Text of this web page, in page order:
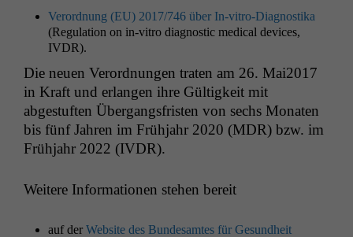
Verord­nung (EU) 2017/746 über In-vit­ro-Diag­nos­ti­ka
(Reg­u­la­tion on in-vit­ro diag­nos­tic med­ical devices,
IVDR).
Die neuen Verord­nun­gen trat­en am 26. Mai2017
in Kraft und erlan­gen ihre Gültigkeit mit
abgestuften Über­gangs­fris­ten von sechs Monat­en
bis fünf Jahren im Früh­jahr 2020 (MDR) bzw. im
Früh­jahr 2022 (IVDR).
Weit­ere Infor­ma­tio­nen ste­hen bereit
auf der Web­site des Bun­de­samtes für Gesund­heit